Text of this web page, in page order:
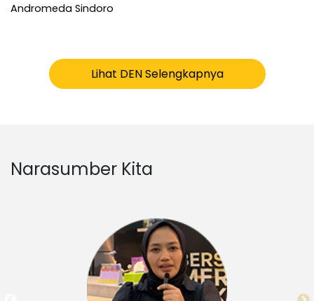
Andromeda Sindoro
Lihat DEN Selengkapnya
Narasumber Kita